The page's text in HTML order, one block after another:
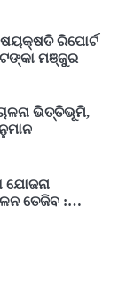
ଭିତ୍ତିଭୂମି,
ଯୋଜନା
ତେଜିବ :
ଶ୍ରାବଣରେ
ଶିବଙ୍କ ଏହି
ହୋଇପାରେ